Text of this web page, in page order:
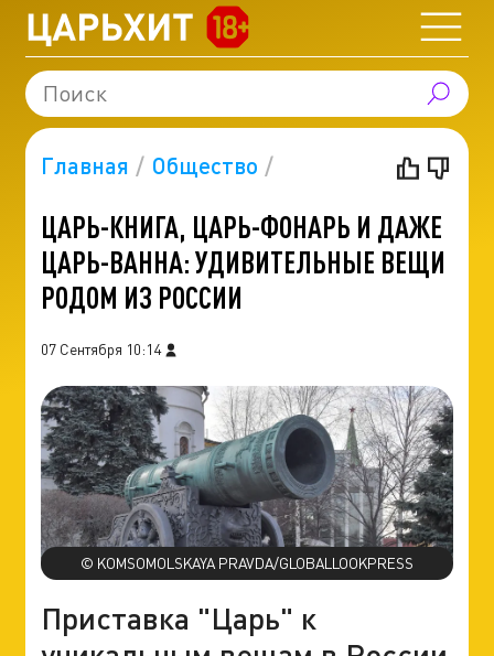
Главная Общество
ЦАРЬ-КНИГА, ЦАРЬ-ФОНАРЬ И ДАЖЕ
ЦАРЬ-ВАННА: УДИВИТЕЛЬНЫЕ ВЕЩИ
РОДОМ ИЗ РОССИИ
07 Сентября 10:14
© KOMSOMOLSKAYA PRAVDA/GLOBALLOOKPRESS
Приставка "Царь" к